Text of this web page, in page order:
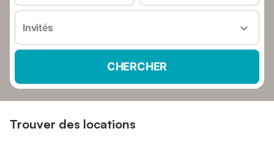
Invités
CHERCHER
Trouver des locations